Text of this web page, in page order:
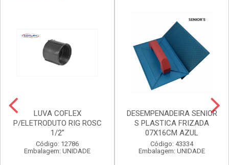
LUVA COFLEX
P/ELETRODUTO RIG ROSC
1/2”
Código: 12786
Embalagem: UNIDADE
DESEMPENADEIRA SENIOR
S PLASTICA FRIZADA
07X16CM AZUL
Código: 43334
Embalagem: UNIDADE